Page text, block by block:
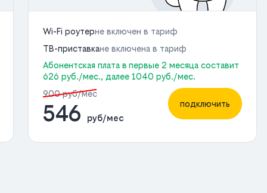
Wi-Fi роутерне включен в тариф
ТВ-приставкане включена в тариф
Абонентская плата в первые 2 месяца составит
626 руб./мес., далее 1040 руб./мес.
900 руб/мес
546 руб/мес
подключить